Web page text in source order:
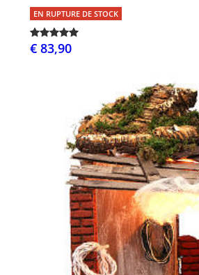
EN RUPTURE DE STOCK
€ 83,90